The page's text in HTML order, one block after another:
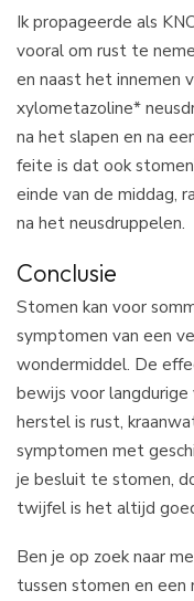
Ik propageerde als
vooral om rust te
en naast het innemen
xylometazoline*
na het slapen en na
feite is dat ook
einde van de middag,
na het neusdruppelen.
Conclusie
Stomen kan voor
symptomen van een
wondermiddel. De
bewijs voor
herstel is rust,
symptomen met
je besluit te stomen,
twijfel is het altijd
Ben je op zoek naar
tussen stomen en een